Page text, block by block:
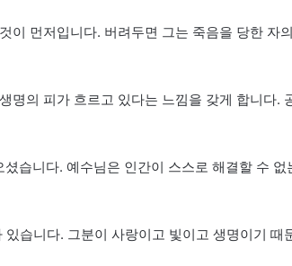
이 먼저입니다. 버려두면 그는 죽음을 당한 자
명의 피가 흐르고 있다는 느낌을 갖게 합니다.
습니다. 예수님은 인간이 스스로 해결할 수
있습니다. 그분이 사랑이고 빛이고 생명이기